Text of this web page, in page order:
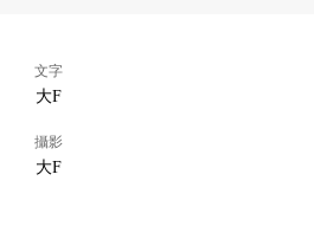
文字
大F
攝影
大F